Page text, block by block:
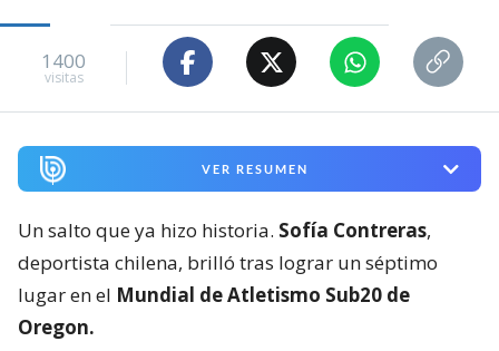
1400
visitas
VER RESUMEN
Un salto que ya hizo historia. Sofía Contreras,
deportista chilena, brilló tras lograr un séptimo
lugar en el Mundial de Atletismo Sub20 de
Oregon.